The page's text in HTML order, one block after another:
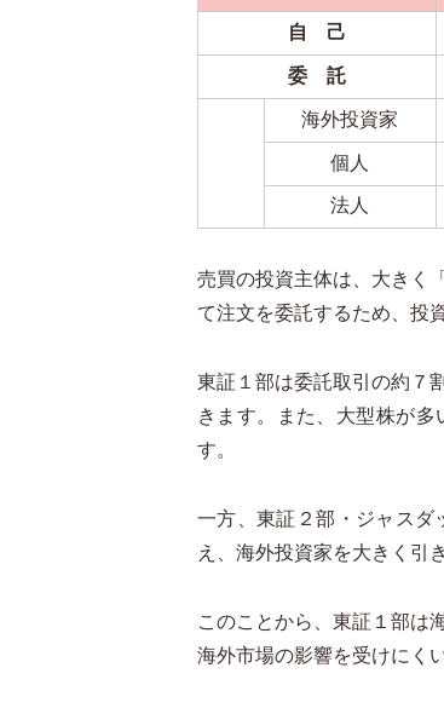
自 己
委 託
海外投資家
個人
法人
売買の投資主体は、大きく「
て注文を委託するため、投
東証１部は委託取引の約７
きます。また、大型株が
す。
一方、東証２部・ジャスダ
え、海外投資家を大きく引
このことから、東証１部は
海外市場の影響を受けにく